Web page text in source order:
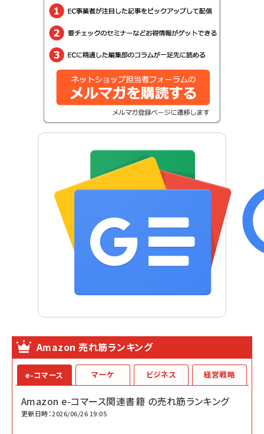
Amazon 売れ筋ランキング
e-コマース
Amazon e-コマース関連書籍 の売れ筋ランキング
更新日時：2026/06/26 19:05
マーケ ビジネス 経営戦略